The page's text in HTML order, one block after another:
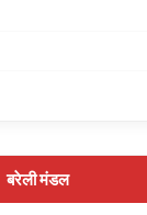
बरेली मंडल